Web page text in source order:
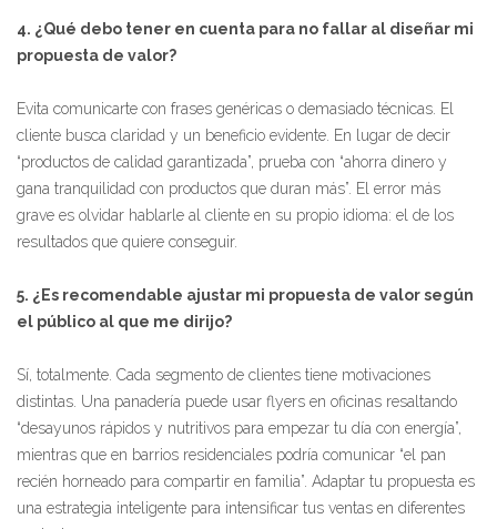
4. ¿Qué debo tener en cuenta para no fallar al diseñar mi
propuesta de valor?
Evita comunicarte con frases genéricas o demasiado técnicas. El
cliente busca claridad y un beneficio evidente. En lugar de decir
“productos de calidad garantizada”, prueba con “ahorra dinero y
gana tranquilidad con productos que duran más”. El error más
grave es olvidar hablarle al cliente en su propio idioma: el de los
resultados que quiere conseguir.
5. ¿Es recomendable ajustar mi propuesta de valor según
el público al que me dirijo?
Sí, totalmente. Cada segmento de clientes tiene motivaciones
distintas. Una panadería puede usar flyers en oficinas resaltando
“desayunos rápidos y nutritivos para empezar tu día con energía”,
mientras que en barrios residenciales podría comunicar “el pan
recién horneado para compartir en familia”. Adaptar tu propuesta es
una estrategia inteligente para intensificar tus ventas en diferentes